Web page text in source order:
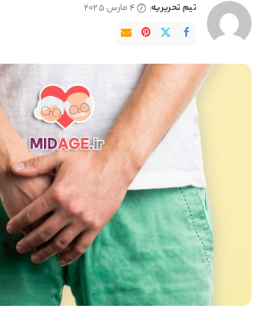
ارسال
شده
تیم تحریریه 4 مارس 2025